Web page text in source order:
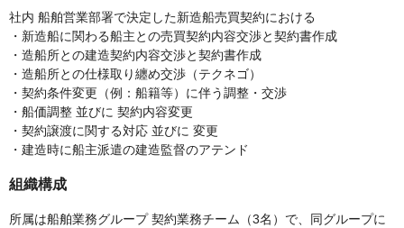
社内 船舶営業部署で決定した新造船売買契約における
・新造船に関わる船主との売買契約内容交渉と契約書作成
・造船所との建造契約内容交渉と契約書作成
・造船所との仕様取り纏め交渉（テクネゴ）
・契約条件変更（例：船籍等）に伴う調整・交渉
・船価調整 並びに 契約内容変更
・契約譲渡に関する対応 並びに 変更
・建造時に船主派遣の建造監督のアテンド
組織構成
所属は船舶業務グループ 契約業務チーム（3名）で、同グループに